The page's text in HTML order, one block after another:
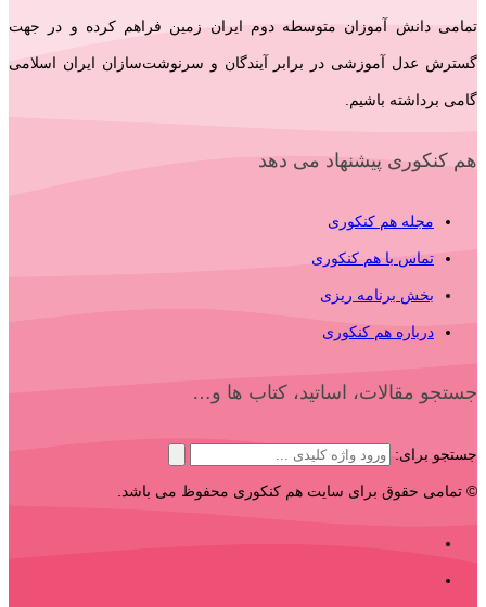
تمامی دانش آموزان متوسطه دوم ایران زمین فراهم کرده و در جهت
گسترش عدل آموزشی در برابر آیندگان و سرنوشت‌سازان ایران اسلامی‌
گامی برداشته باشیم.
هم کنکوری پیشنهاد می دهد
مجله هم کنکوری
تماس با هم کنکوری
بخش برنامه ریزی
درباره هم کنکوری
جستجو مقالات، اساتید، کتاب ها و…
جستجو برای:
© تمامی حقوق برای سایت هم کنکوری محفوظ می باشد.